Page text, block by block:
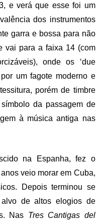
e verá que esse foi um
dos instrumentos
garra e bossa para não
vai para a faixa 14 (com
onde os ‘due
um fagote moderno e
porém de timbre
da passagem de
à música antiga nas
na Espanha, fez o
veio morar em Cuba,
Depois terminou se
de altos elogios de
Nas Tres Cantigas del